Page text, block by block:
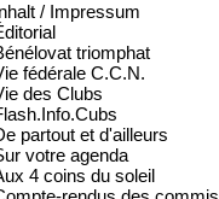
/ Impressum
triomphat
fédérale C.C.N.
des Clubs
partout et d'ailleurs
votre agenda
4 coins du soleil